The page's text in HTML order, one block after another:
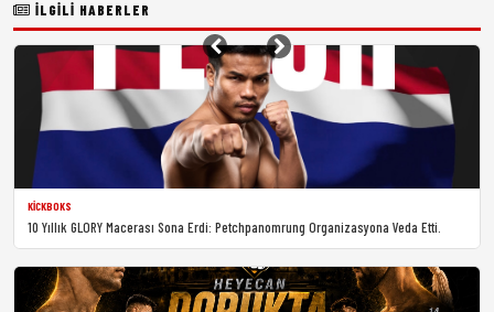
İLGILI HABERLER
KICKBOKS
10 Yıllık GLORY Macerası Sona Erdi: Petchpanomrung Organizasyona Veda Etti.